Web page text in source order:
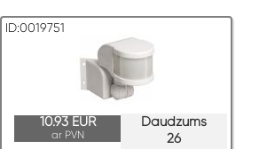
ID:0019751
Daudzums
26
10.93 EUR
ar PVN